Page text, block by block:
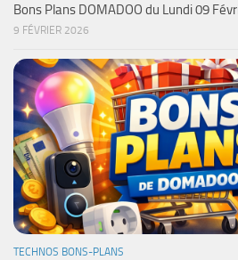
Bons Plans DOMADOO du Lundi 09
9 FÉVRIER 2026
TECHNOS BONS-PLANS